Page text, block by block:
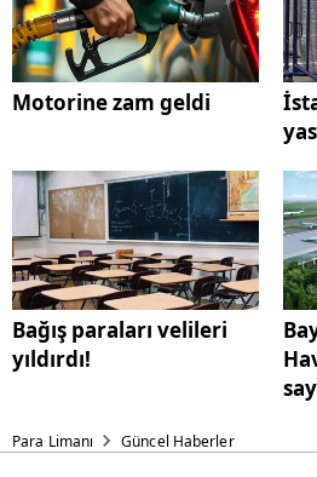
Motorine zam geldi
Bağış paraları velileri
yıldırdı!
Para Limanı Güncel Haberler